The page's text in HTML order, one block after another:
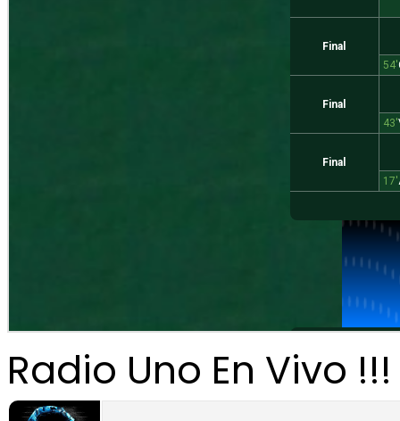
Radio Uno En Vivo !!!